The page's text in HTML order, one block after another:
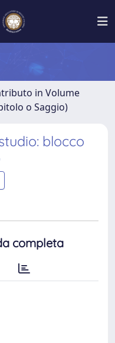
in Volume
o Saggio)
blocco
completa